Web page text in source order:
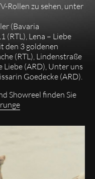
Rollen zu sehen, unter
(Bavaria
(RTL), Lena – Liebe
den 3 goldenen
(RTL), Lindenstraße
Liebe (ARD), Unter uns
Goedecke (ARD).
Showreel finden Sie